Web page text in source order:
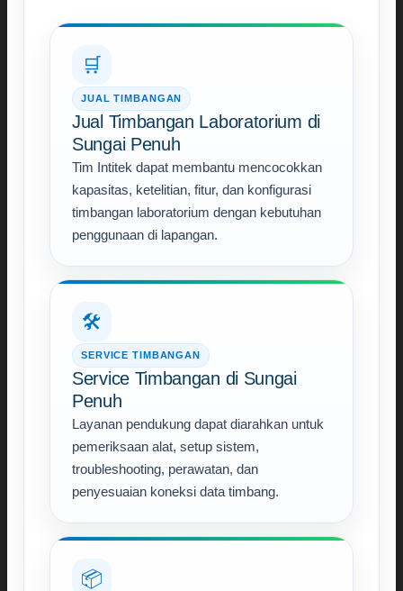
🛒
JUAL TIMBANGAN
Jual Timbangan Laboratorium di
Sungai Penuh
Tim Intitek dapat membantu mencocokkan
kapasitas, ketelitian, fitur, dan konfigurasi
timbangan laboratorium dengan kebutuhan
penggunaan di lapangan.
🛠️
SERVICE TIMBANGAN
Service Timbangan di Sungai
Penuh
Layanan pendukung dapat diarahkan untuk
pemeriksaan alat, setup sistem,
troubleshooting, perawatan, dan
penyesuaian koneksi data timbang.
📦